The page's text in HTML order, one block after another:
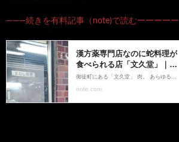
―――続きを有料記事（note)で読むーーーーー